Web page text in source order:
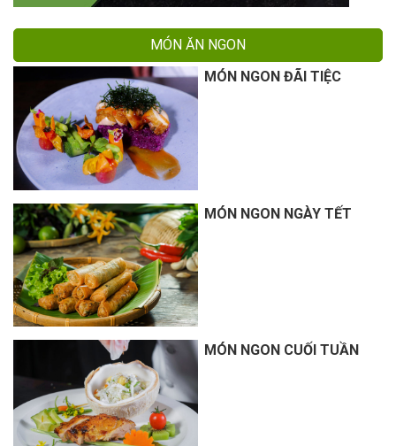
MÓN ĂN NGON
MÓN NGON ĐÃI TIỆC
MÓN NGON NGÀY TẾT
MÓN NGON CUỐI TUẦN